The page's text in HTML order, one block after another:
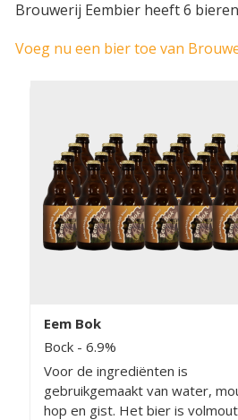
Brouwerij Eembier heeft 6
Voeg nu een bier toe van
Eem Bok
Bock - 6.9%
Voor de ingrediënten is
gebruikgemaakt van water,
hop en gist. Het bier is volmout